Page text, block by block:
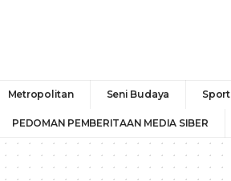
Metropolitan Seni Budaya Sport
PEDOMAN PEMBERITAAN MEDIA SIBER